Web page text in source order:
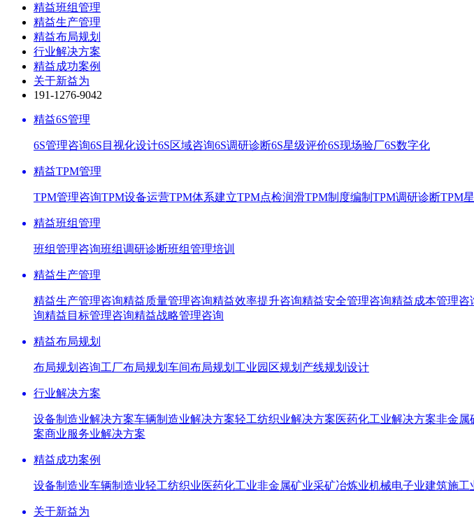
精益班组管理
精益生产管理
精益布局规划
行业解决方案
精益成功案例
关于新益为
191-1276-9042
精益6S管理
6S管理咨询6S目视化设计6S区域咨询6S调研诊断6S星级评价6S现场验厂6S数字化
精益TPM管理
TPM管理咨询TPM设备运营TPM体系建立TPM点检润滑TPM制度编制 TPM调研诊断TPM
精益班组管理
班组管理咨询班组调研诊断班组管理培训
精益生产管理
精益生产管理咨询精益质量管理咨询精益效率提升咨询精益安全管理咨询精益成本管理咨
询精益目标管理咨询精益战略管理咨询
精益布局规划
布局规划咨询工厂布局规划 车间布局规划 工业园区规划 产线规划设计
行业解决方案
设备制造业解决方案车辆制造业解决方案轻工纺织业解决方案医药化工业解决方案非金属
案商业服务业解决方案
精益成功案例
设备制造业车辆制造业轻工纺织业医药化工业非金属矿业采矿冶炼业机械电子业建筑施工
关于新益为